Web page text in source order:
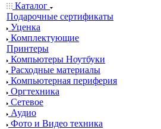
Каталог
Подарочные сертификаты
Уценка
Комплектующие
Принтеры
Компьютеры Ноутбуки
Расходные материалы
Компьютерная периферия
Оргтехника
Сетевое
Аудио
Фото и Видео техника